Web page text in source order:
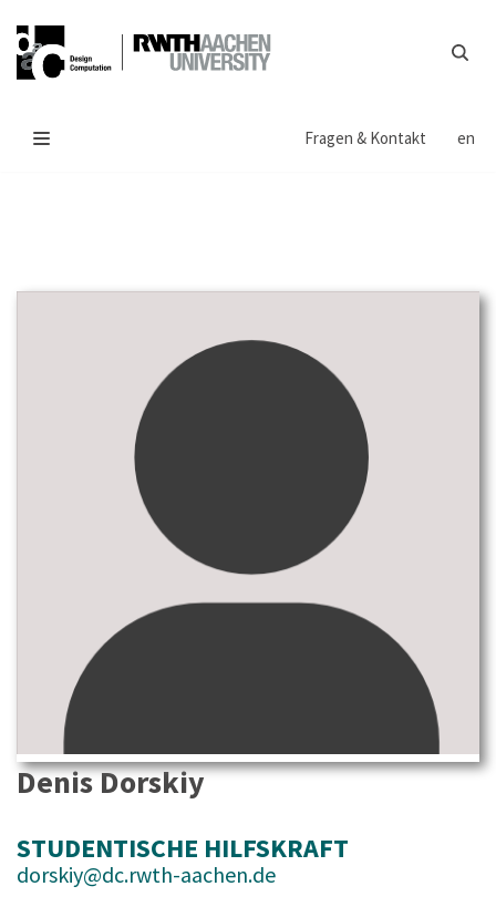
Zum
Inhalt
Fragen & Kontakt
en
Denis Dorskiy
STUDENTISCHE HILFSKRAFT
dorskiy@dc.rwth-aachen.de